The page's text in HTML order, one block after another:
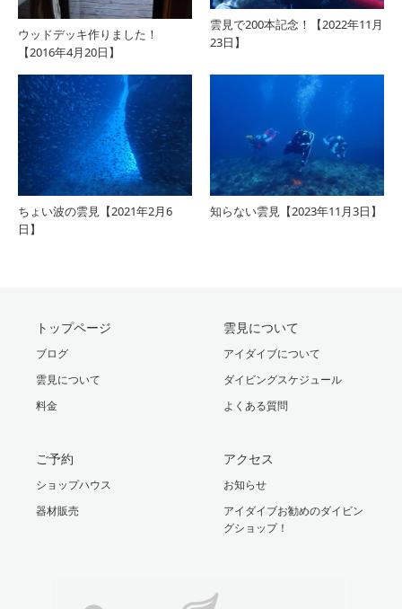
ウッドデッキ作りました！
【2016年4月20日】
雲見で200本記念！【2022年11月
23日】
ちょい波の雲見【2021年2月6
日】
知らない雲見【2023年11月3日】
トップページ
ブログ
雲見について
料金
雲見について
アイダイブについて
ダイビングスケジュール
よくある質問
ご予約
ショップハウス
器材販売
アクセス
お知らせ
アイダイブお勧めのダイビン
グショップ！